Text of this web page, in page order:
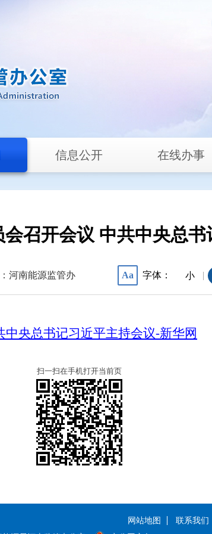
信息公开 在线办事
召开会议 中共中央总
河南能源监管办 Aa 字体： 小 |
央总书记习近平主持会议-新华网
扫一扫在手机打开当前页
网站地图
联系我们